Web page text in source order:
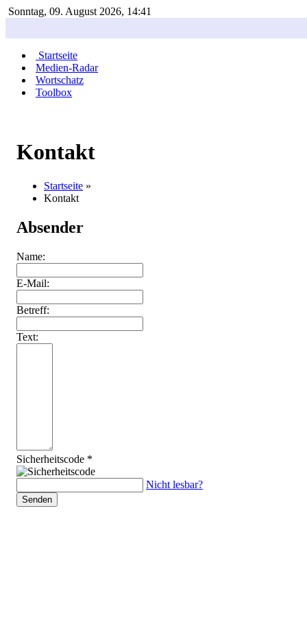
Sonntag, 09. August 2026, 14:41
Startseite
Medien-Radar
Wortschatz
Toolbox
Kontakt
Startseite »
Kontakt
Absender
Name:
E-Mail:
Betreff:
Text:
Sicherheitscode *
Nicht lesbar?